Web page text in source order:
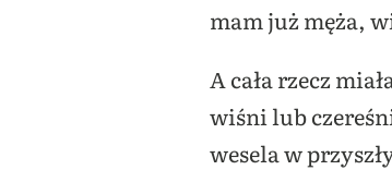
mam już męża,
A cała rzecz
wiśni lub
wesela w